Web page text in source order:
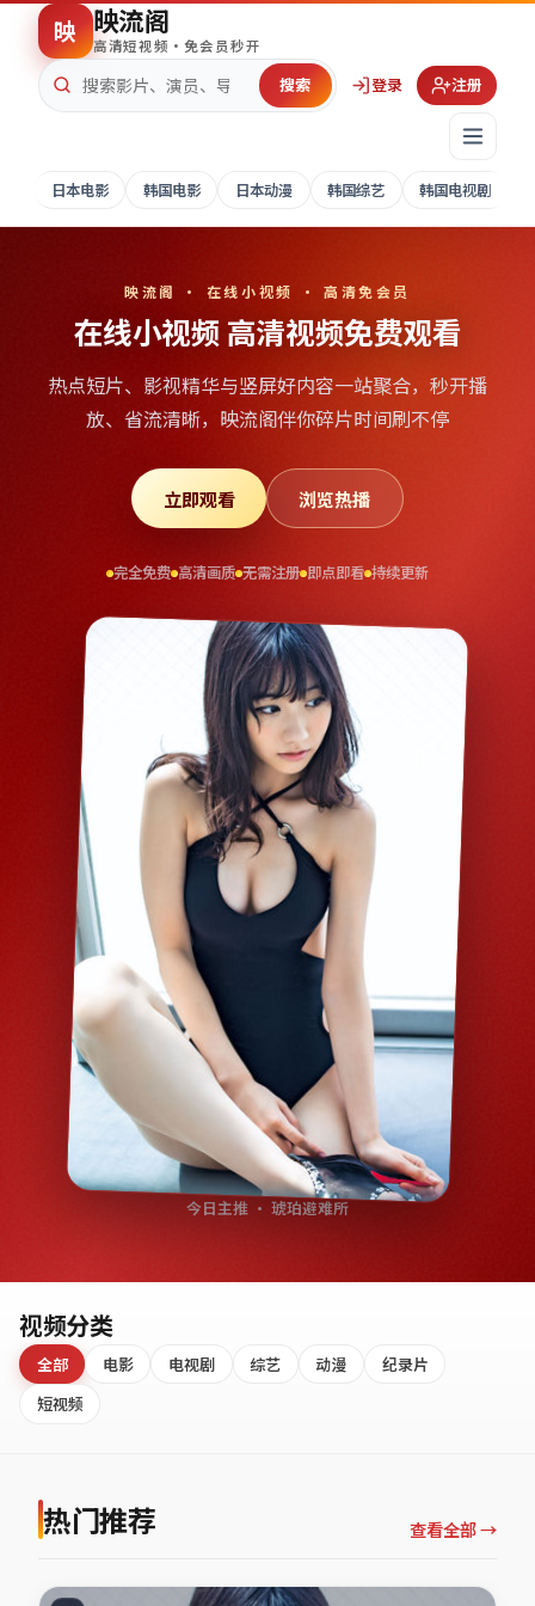
映 映流阁
高清短视频·免会员秒开
搜索 登录 注册
日本电影 韩国电影 日本动漫 韩国综艺 韩国电视剧
映流阁 · 在线小视频 · 高清免会员
在线小视频 高清视频免费观看
热点短片、影视精华与竖屏好内容一站聚合，秒开播
放、省流清晰， 映流阁伴你碎片时间刷不停
立即观看 浏览热播
完全免费 高清画质 无需注册 即点即看 持续更新
今日主推 · 琥珀避难所
视频分类
全部 电影 电视剧 综艺 动漫
纪录片
短视频
热门推荐 查看全部 →